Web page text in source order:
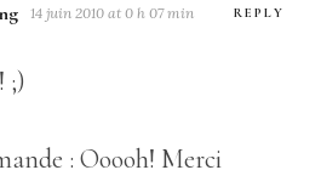
14 juin 2010 at 0 h 07 min REPLY
;)
: Ooooh! Merci